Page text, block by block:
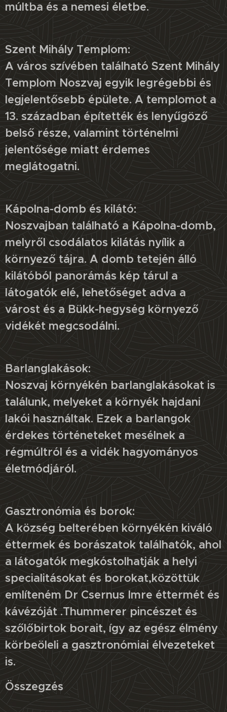
múltba és a nemesi életbe.
Szent Mihály Templom:
A város szívében található Szent Mihály
Templom Noszvaj egyik legrégebbi és
legjelentősebb épülete. A templomot a
13. században építették és lenyűgöző
belső része, valamint történelmi
jelentősége miatt érdemes
meglátogatni.
Kápolna-domb és kilátó:
Noszvajban található a Kápolna-domb,
melyről csodálatos kilátás nyílik a
környező tájra. A domb tetején álló
kilátóból panorámás kép tárul a
látogatók elé, lehetőséget adva a
várost és a Bükk-hegység környező
vidékét megcsodálni.
Barlanglakások:
Noszvaj környékén barlanglakásokat is
találunk, melyeket a környék hajdani
lakói használtak. Ezek a barlangok
érdekes történeteket mesélnek a
régmúltról és a vidék hagyományos
életmódjáról.
Gasztronómia és borok:
A község belterében környékén kiváló
éttermek és borászatok találhatók, ahol
a látogatók megkóstolhatják a helyi
specialitásokat és borokat,közöttük
említeném Dr Csernus Imre éttermét és
kávézóját .Thummerer pincészet és
szőlőbirtok borait, így az egész élmény
körbeöleli a gasztronómiai élvezeteket
is.
Összegzés